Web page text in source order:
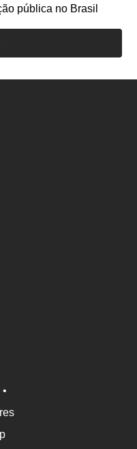
pública no Brasil